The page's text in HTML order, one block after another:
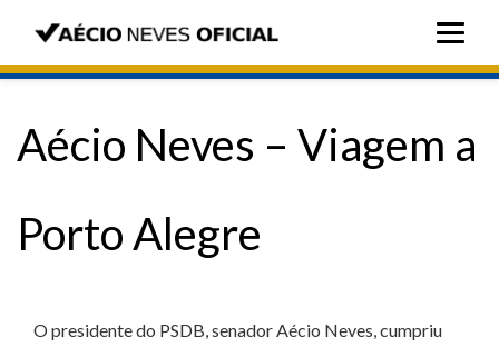
Aécio Neves – Viagem a
Porto Alegre
O presidente do PSDB, senador Aécio Neves, cumpriu